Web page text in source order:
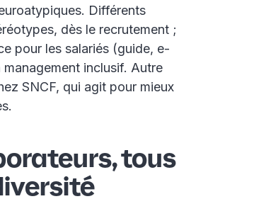
Différents
dès le recrutement ;
pour les salariés (guide, e-
inclusif. Autre
SNCF, qui agit pour mieux
tous